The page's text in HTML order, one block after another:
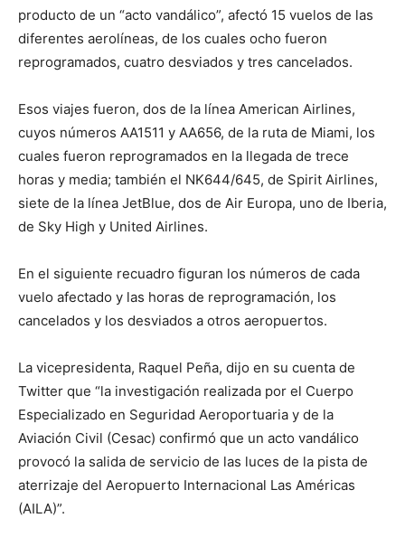
producto de un “acto vandálico”, afectó 15 vuelos de las
diferentes aerolíneas, de los cuales ocho fueron
reprogramados, cuatro desviados y tres cancelados.
Esos viajes fueron, dos de la línea American Airlines,
cuyos números AA1511 y AA656, de la ruta de Miami, los
cuales fueron reprogramados en la llegada de trece
horas y media; también el NK644/645, de Spirit Airlines,
siete de la línea JetBlue, dos de Air Europa, uno de Iberia,
de Sky High y United Airlines.
En el siguiente recuadro figuran los números de cada
vuelo afectado y las horas de reprogramación, los
cancelados y los desviados a otros aeropuertos.
La vicepresidenta, Raquel Peña, dijo en su cuenta de
Twitter que “la investigación realizada por el Cuerpo
Especializado en Seguridad Aeroportuaria y de la
Aviación Civil (Cesac) confirmó que un acto vandálico
provocó la salida de servicio de las luces de la pista de
aterrizaje del Aeropuerto Internacional Las Américas
(AILA)”.